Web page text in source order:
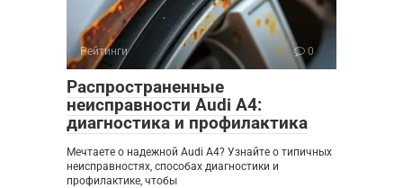
Рейтинги 0
Распространенные
неисправности Audi A4:
диагностика и профилактика
Мечтаете о надежной Audi A4? Узнайте о типичных
неисправностях, способах диагностики и
профилактике, чтобы